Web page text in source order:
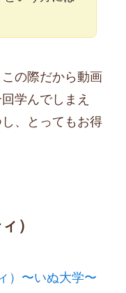
の際だから動画
学んでしまえ
、とってもお得
）